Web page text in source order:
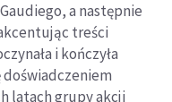
a następnie
treści
i kończyła
latach grupy akcji